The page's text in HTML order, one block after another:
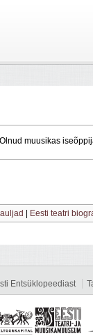
muusikas
Eesti teatri
Entsüklopeediast